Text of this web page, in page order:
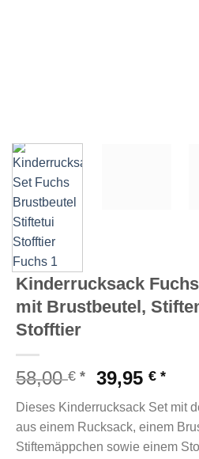
Kinderrucksack
mit Brustbeutel,
Stofftier
58,00€
war:
58,00 €
39,95€
ist:
Dieses Kinderrucksack Set mit
aus einem Rucksack, einem
Stiftemäppchen sowie einem